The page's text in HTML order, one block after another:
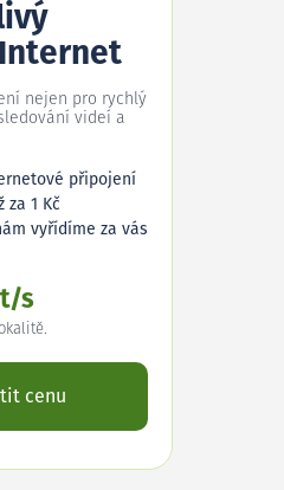
nejen pro rychlý
videí a
připojení
za 1 Kč
vyřídíme za vás
s
cenu